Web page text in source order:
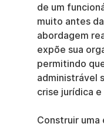
de um
muito antes
abordagem
expõe sua
permitindo
administrável
crise jurídica
Construir